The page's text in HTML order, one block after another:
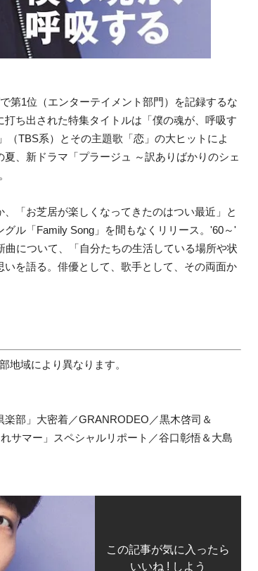
第1位（エンターテイメント部門）を記録するな
ち出された特集タイトルは「僕の魂が、呼吸す
（TBS系）とその主題歌「恋」の大ヒットによ
、新ドラマ「プラージュ ～訳ありばかりのシェ
「お芝居が楽しくなってきたのはつい最近」
と
ル「Family Song」を間もなくリリース。'60～'
曲について
、「自分たちの生活している場所や状
いを語る。俳優として、歌手として、その両面か
地域により異なります。
部」 大密着／GRANRODEO／黒木啓司＆
サマー」
スペシャルリポート／谷口彰悟＆大島
この記事が気に入ったら
いいね ! しよう